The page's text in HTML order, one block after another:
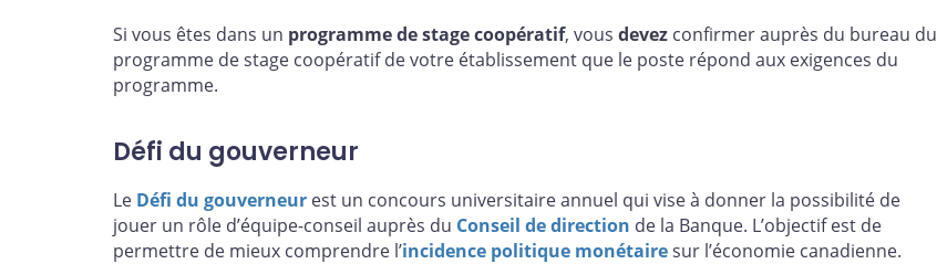
Si vous êtes dans un programme de stage coopératif, vous devez confirmer auprès du bureau du
programme de stage coopératif de votre établissement que le poste répond aux exigences du
programme.
Défi du gouverneur
Le Défi du gouverneur est un concours universitaire annuel qui vise à donner la possibilité de
jouer un rôle d’équipe-conseil auprès du Conseil de direction de la Banque. L’objectif est de
permettre de mieux comprendre l’incidence politique monétairesur l’économie canadienne.